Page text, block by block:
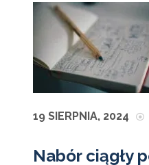
19 SIERPNIA, 2024
Nabór ciągły